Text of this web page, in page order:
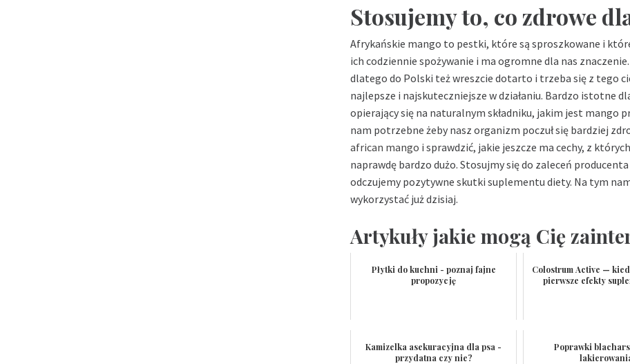
Stosujemy to, co zdrowe
Afrykańskie mango to pestki, które są sproszkowane i
ich codziennie spożywanie i ma ogromne dla nas
dlatego do Polski też wreszcie dotarto i trzeba się z tego
najlepsze i najskuteczniejsze w działaniu. Bardzo istotne
opierający się na naturalnym składniku, jakim jest mango
nam potrzebne żeby nasz organizm poczuł się bardziej
african mango i sprawdzić, jakie jeszcze ma cechy, z
naprawdę bardzo dużo. Stosujmy się do zaleceń
odczujemy pozytywne skutki suplementu diety. Na tym
wykorzystać już dzisiaj.
Artykuły jakie mogą Cię
Płytki do kuchni - poznaj fajne
propozycję
Colostrum Active —
pierwsze efekty
Kamizelka asekuracyjna dla psa -
przydatna czy nie?
Poprawki